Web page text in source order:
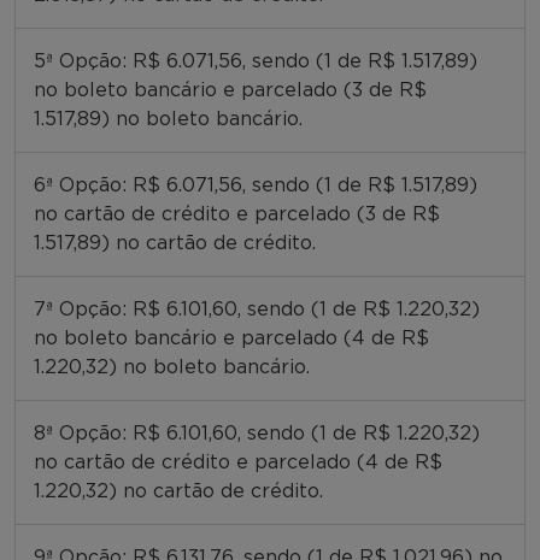
5ª Opção: R$ 6.071,56, sendo (1 de R$ 1.517,89)
no boleto bancário e parcelado (3 de R$
1.517,89) no boleto bancário.
6ª Opção: R$ 6.071,56, sendo (1 de R$ 1.517,89)
no cartão de crédito e parcelado (3 de R$
1.517,89) no cartão de crédito.
7ª Opção: R$ 6.101,60, sendo (1 de R$ 1.220,32)
no boleto bancário e parcelado (4 de R$
1.220,32) no boleto bancário.
8ª Opção: R$ 6.101,60, sendo (1 de R$ 1.220,32)
no cartão de crédito e parcelado (4 de R$
1.220,32) no cartão de crédito.